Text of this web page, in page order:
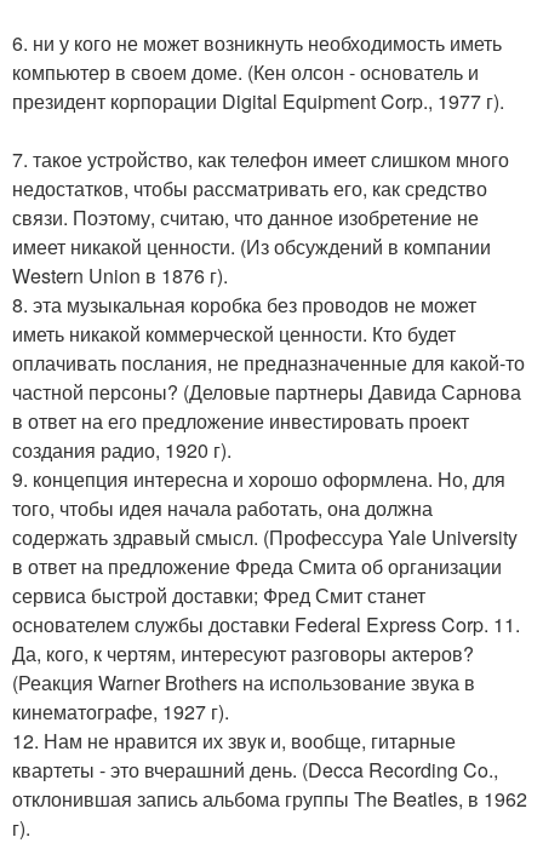
6. ни у кого не может возникнуть необходимость иметь
компьютер в своем доме. (Кен олсон - основатель и
президент корпорации Digital Equipment Corp., 1977 г).
7. такое устройство, как телефон имеет слишком много
недостатков, чтобы рассматривать его, как средство
связи. Поэтому, считаю, что данное изобретение не
имеет никакой ценности. (Из обсуждений в компании
Western Union в 1876 г).
8. эта музыкальная коробка без проводов не может
иметь никакой коммерческой ценности. Кто будет
оплачивать послания, не предназначенные для какой-то
частной персоны? (Деловые партнеры Давида Сарнова
в ответ на его предложение инвестировать проект
создания радио, 1920 г).
9. концепция интересна и хорошо оформлена. Но, для
того, чтобы идея начала работать, она должна
содержать здравый смысл. (Профессура Yale University
в ответ на предложение Фреда Смита об организации
сервиса быстрой доставки; Фред Смит станет
основателем службы доставки Federal Express Corp. 11.
Да, кого, к чертям, интересуют разговоры актеров?
(Реакция Warner Brothers на использование звука в
кинематографе, 1927 г).
12. Нам не нравится их звук и, вообще, гитарные
квартеты - это вчерашний день. (Decca Recording Co.,
отклонившая запись альбома группы The Beatles, в 1962
г).